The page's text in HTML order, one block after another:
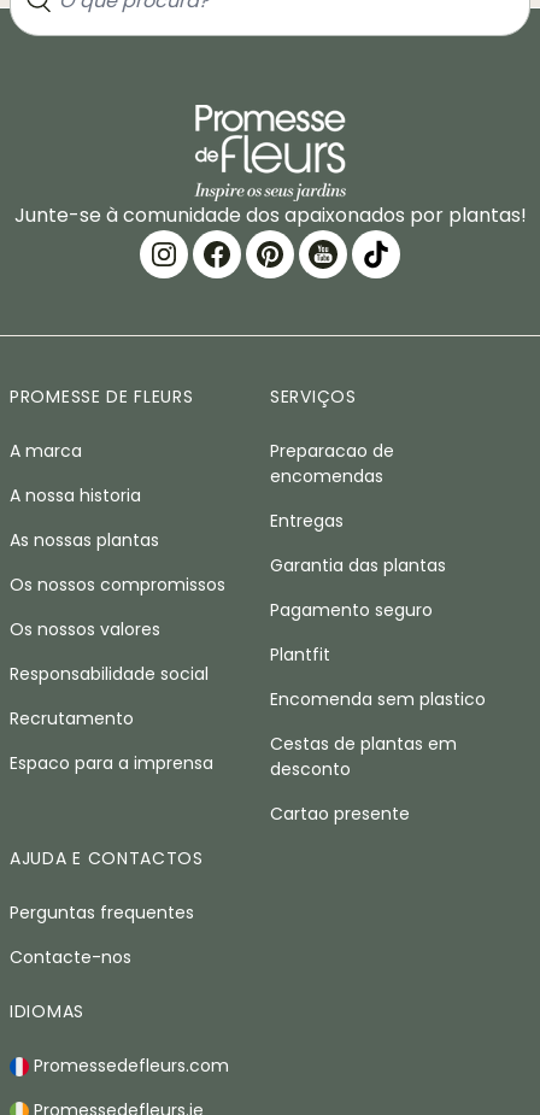
Junte-se à comunidade dos apaixonados por plantas!
PROMESSE DE FLEURS
A marca
A nossa historia
As nossas plantas
Os nossos compromissos
Os nossos valores
Responsabilidade social
Recrutamento
Espaco para a imprensa
SERVIÇOS
Preparacao de
encomendas
Entregas
Garantia das plantas
Pagamento seguro
Plantfit
Encomenda sem plastico
Cestas de plantas em
desconto
Cartao presente
AJUDA E CONTACTOS
Perguntas frequentes
Contacte-nos
IDIOMAS
Promessedefleurs.com
Promessedefleurs.ie